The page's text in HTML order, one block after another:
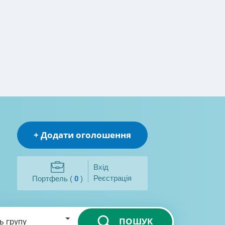
+ Додати оголошення
Портфель ( 0 )
Вхід
Реєстрація
групу ПОШУК